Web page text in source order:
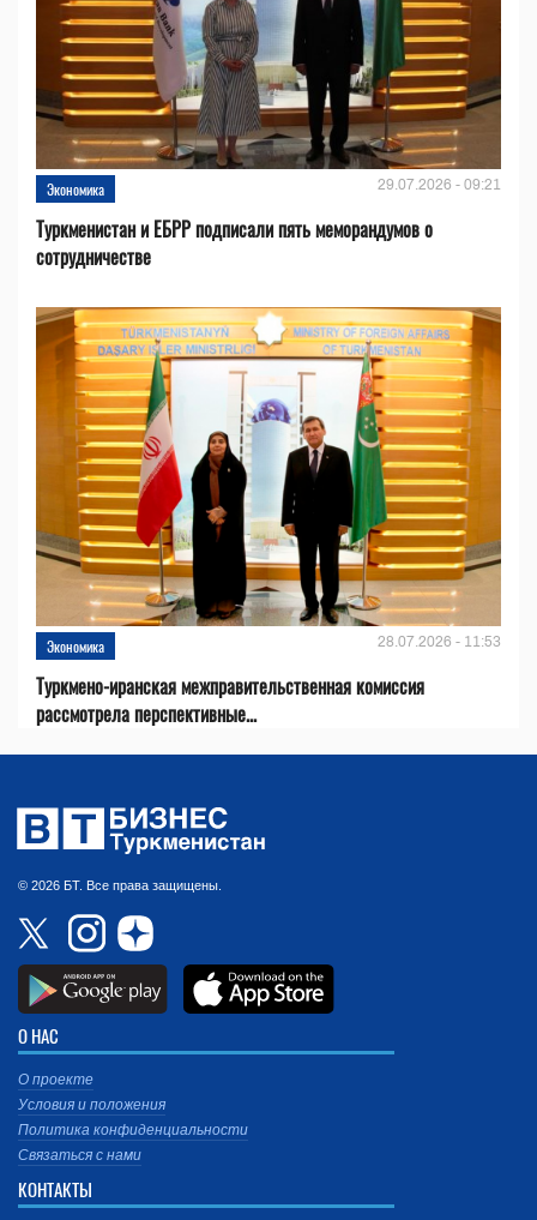
Экономика 29.07.2026 - 09:21
Туркменистан и ЕБРР подписали пять меморандумов о
сотрудничестве
Экономика 28.07.2026 - 11:53
Туркмено-иранская межправительственная комиссия
рассмотрела перспективные...
© 2026 БТ. Все права защищены.
О НАС
О проекте
Условия и положения
Политика конфиденциальности
Связаться с нами
КОНТАКТЫ